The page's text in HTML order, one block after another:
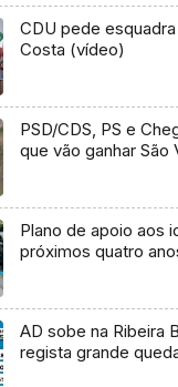
CDU pede
Costa (vídeo)
PSD/CDS, PS e
que vão ganhar São
Plano de apoio aos
próximos quatro
AD sobe na Ribeira
regista grande